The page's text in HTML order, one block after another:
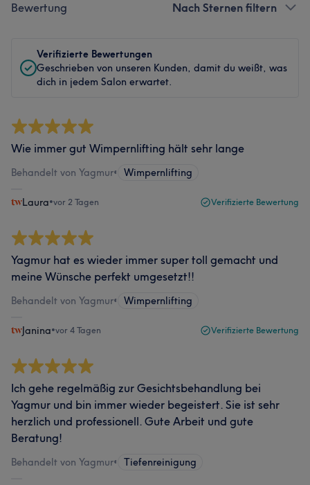
Bewertung Nach Sternen filtern
Verifizierte Bewertungen
Geschrieben von unseren Kunden, damit du weißt, was
dich in jedem Salon erwartet.
Wie immer gut Wimpernlifting hält sehr lange
Behandelt von Yagmur• Wimpernlifting
Laura•vor 2 Tagen Verifizierte Bewertung
Yagmur hat es wieder immer super toll gemacht und
meine Wünsche perfekt umgesetzt!!
Behandelt von Yagmur• Wimpernlifting
Janina•vor 4 Tagen Verifizierte Bewertung
Ich gehe regelmäßig zur Gesichtsbehandlung bei
Yagmur und bin immer wieder begeistert. Sie ist sehr
herzlich und professionell. Gute Arbeit und gute
Beratung!
Behandelt von Yagmur• Tiefenreinigung